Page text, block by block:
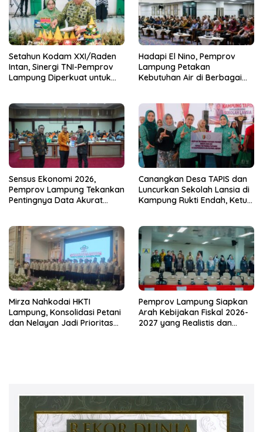
Setahun Kodam XXI/Raden
Intan, Sinergi TNI-Pemprov
Lampung Diperkuat untuk
Hadapi El Nino, Pemprov
Lampung Petakan
Kebutuhan Air di Berbagai
Sensus Ekonomi 2026,
Pemprov Lampung Tekankan
Pentingnya Data Akurat
Canangkan Desa TAPIS dan
Luncurkan Sekolah Lansia di
Kampung Rukti Endah, Ketua
dari Desa
Mirza Nahkodai HKTI
Lampung, Konsolidasi Petani
dan Nelayan Jadi Prioritas
Pemprov Lampung Siapkan
Arah Kebijakan Fiskal 2026-
2027 yang Realistis dan